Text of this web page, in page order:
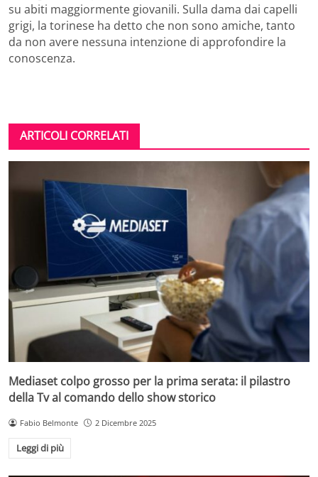
su abiti maggiormente giovanili. Sulla dama dai capelli
grigi, la torinese ha detto che non sono amiche, tanto
da non avere nessuna intenzione di approfondire la
conoscenza.
ARTICOLI CORRELATI
Mediaset colpo grosso per la prima serata: il pilastro
della Tv al comando dello show storico
Fabio Belmonte 2 Dicembre 2025
Leggi di più